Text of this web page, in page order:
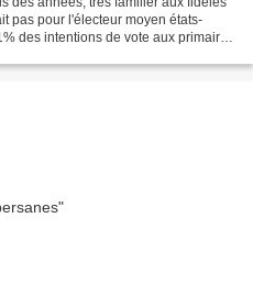
pas pour l'électeur moyen états-
des intentions de vote aux primaires